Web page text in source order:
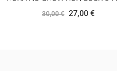
PACK